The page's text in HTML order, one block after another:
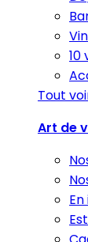
10
Tout
Art de